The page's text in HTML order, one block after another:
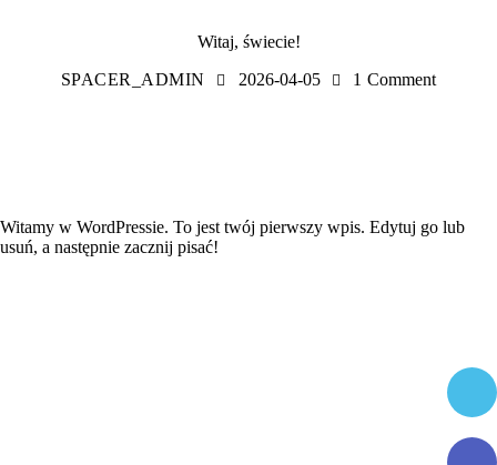
Witaj, świecie!
SPACER_ADMIN
2026-04-05 1 Comment
Witamy w WordPressie. To jest twój pierwszy wpis. Edytuj go lub
usuń, a następnie zacznij pisać!